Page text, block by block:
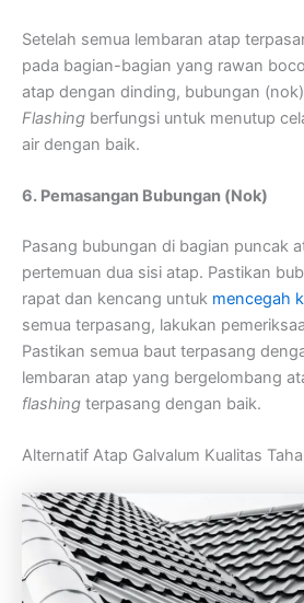
Setelah semua lembaran atap
pada bagian-bagian yang rawan
atap dengan dinding, bubungan
Flashing berfungsi untuk menutup
air dengan baik.
6. Pemasangan Bubungan (Nok)
Pasang bubungan di bagian puncak
pertemuan dua sisi atap. Pastikan
rapat dan kencang untuk mencegah
semua terpasang, lakukan
Pastikan semua baut terpasang
lembaran atap yang bergelombang
flashing terpasang dengan baik.
Alternatif Atap Galvalum Kualitas